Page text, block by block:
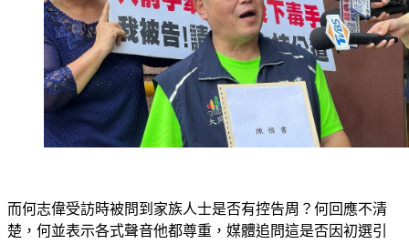
而何志偉受訪時被問到家族人士是否有控告周？何回應不清
楚，何並表示各式聲音他都尊重，媒體追問這是否因初選引